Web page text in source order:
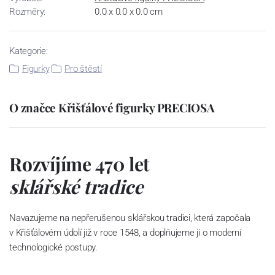
Rozměry:
0.0 x 0.0 x 0.0 cm
Kategorie:
Figurky
Pro štěstí
O značce Křišťálové figurky PRECIOSA
Rozvíjíme 470 let
sklářské tradice
Navazujeme na nepřerušenou sklářskou tradici, která započala
v Křišťálovém údolí již v roce 1548, a doplňujeme ji o moderní
technologické postupy.